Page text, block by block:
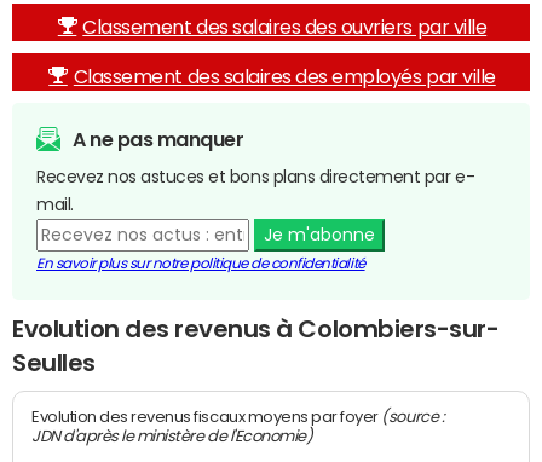
Classement des salaires des ouvriers par ville
Classement des salaires des employés par ville
A ne pas manquer
Recevez nos astuces et bons plans directement par e-
mail.
Je m'abonne
En savoir plus sur notre politique de confidentialité
Evolution des revenus à Colombiers-sur-
Seulles
Evolution des revenus fiscaux moyens par foyer (source :
JDN d'après le ministère de l'Economie)